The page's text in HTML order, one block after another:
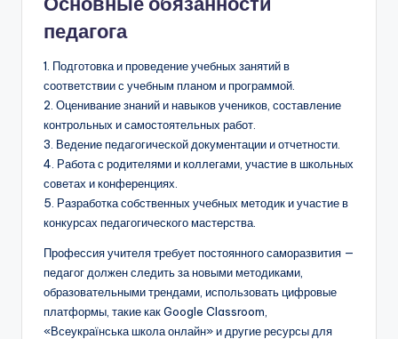
педагога
1. Подготовка и проведение учебных занятий в
соответствии с учебным планом и программой.
2. Оценивание знаний и навыков учеников, составление
контрольных и самостоятельных работ.
3. Ведение педагогической документации и отчетности.
4. Работа с родителями и коллегами, участие в школьных
советах и конференциях.
5. Разработка собственных учебных методик и участие в
конкурсах педагогического мастерства.
Профессия учителя требует постоянного саморазвития —
педагог должен следить за новыми методиками,
образовательными трендами, использовать цифровые
платформы, такие как Google Classroom,
«Всеукраїнська школа онлайн» и другие ресурсы для